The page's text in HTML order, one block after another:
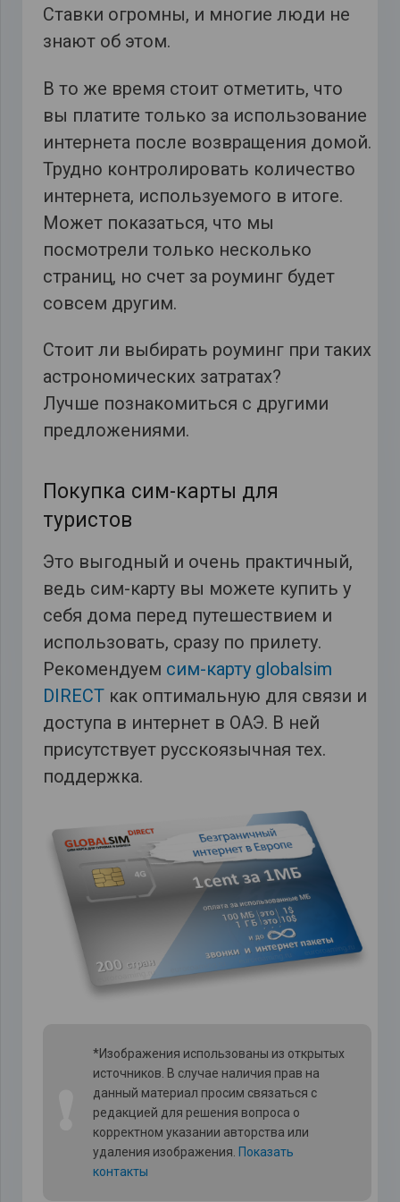
Ставки огромны, и многие люди не
знают об этом.
В то же время стоит отметить, что
вы платите только за использование
интернета после возвращения домой.
Трудно контролировать количество
интернета, используемого в итоге.
Может показаться, что мы
посмотрели только несколько
страниц, но счет за роуминг будет
совсем другим.
Стоит ли выбирать роуминг при таких
астрономических затратах?
Лучше познакомиться с другими
предложениями.
Покупка сим-карты для
туристов
Это выгодный и очень практичный,
ведь сим-карту вы можете купить у
себя дома перед путешествием и
использовать, сразу по прилету.
Рекомендуем сим-карту globalsim
DIRECTкак оптимальную для связи и
доступа в интернет в ОАЭ. В ней
присутствует русскоязычная тех.
поддержка.
*Изображения использованы из открытых
источников. В случае наличия прав на
данный материал просим связаться с
редакцией для решения вопроса о
корректном указании авторства или
удаления изображения. Показать
контакты